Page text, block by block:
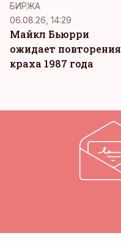
БИРЖА
06.08.26, 14:29
Майкл Бьюрри
ожидает повторения
краха 1987 года